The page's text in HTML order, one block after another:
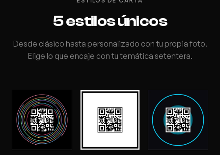
5 estilos únicos
Desde clásico hasta personalizado con tu propia foto.
Elige lo que encaje con tu temática setentera.